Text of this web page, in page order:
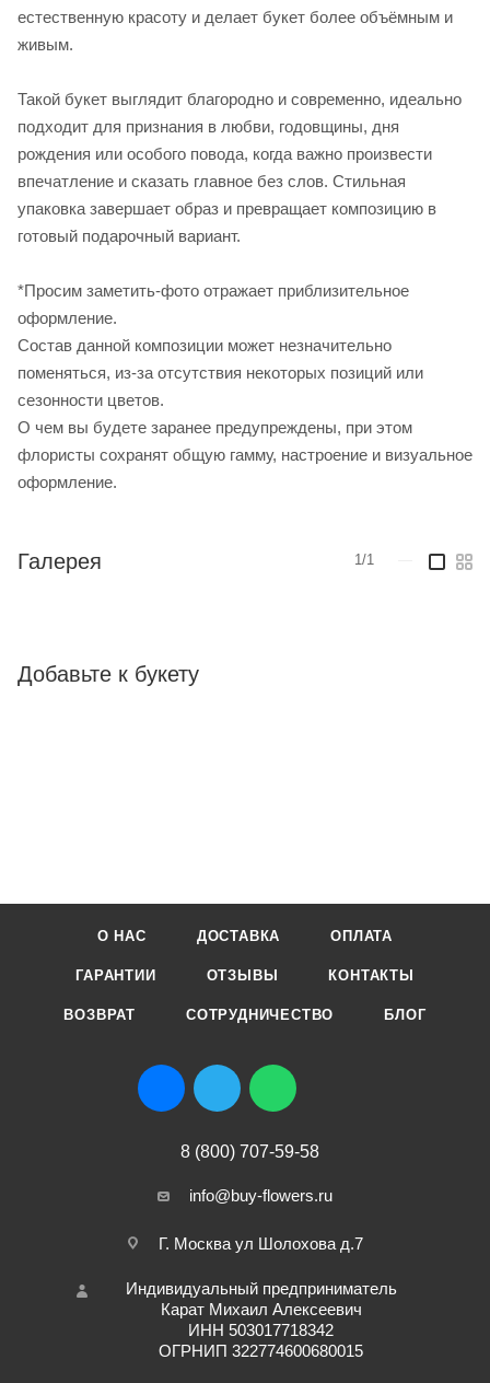
естественную красоту и делает букет более объёмным и
живым.
Такой букет выглядит благородно и современно, идеально
подходит для признания в любви, годовщины, дня
рождения или особого повода, когда важно произвести
впечатление и сказать главное без слов. Стильная
упаковка завершает образ и превращает композицию в
готовый подарочный вариант.
*Просим заметить-фото отражает приблизительное
оформление.
Cостав данной композиции может незначительно
поменяться, из-за отсутствия некоторых позиций или
сезонности цветов.
О чем вы будете заранее предупреждены, при этом
флористы сохранят общую гамму, настроение и визуальное
оформление.
Галерея 1/1
Добавьте к букету
О НАС ДОСТАВКА ОПЛАТА
ГАРАНТИИ ОТЗЫВЫ КОНТАКТЫ
ВОЗВРАТ СОТРУДНИЧЕСТВО БЛОГ
8 (800) 707-59-58
info@buy-flowers.ru
Г. Москва ул Шолохова д.7
Индивидуальный предприниматель
Карат Михаил Алексеевич
ИНН 503017718342
ОГРНИП 322774600680015